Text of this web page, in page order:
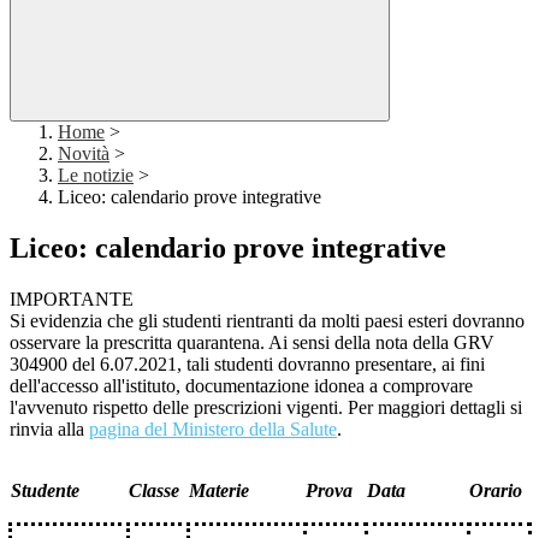
Home >
Novità >
Le notizie >
Liceo: calendario prove integrative
Liceo: calendario prove integrative
IMPORTANTE
Si evidenzia che gli studenti rientranti da molti paesi esteri dovranno
osservare la prescritta quarantena. Ai sensi della nota della GRV
304900 del 6.07.2021, tali studenti dovranno presentare, ai fini
dell'accesso all'istituto, documentazione idonea a comprovare
l'avvenuto rispetto delle prescrizioni vigenti. Per maggiori dettagli si
rinvia alla pagina del Ministero della Salute.
Studente Classe Materie Prova Data Orario